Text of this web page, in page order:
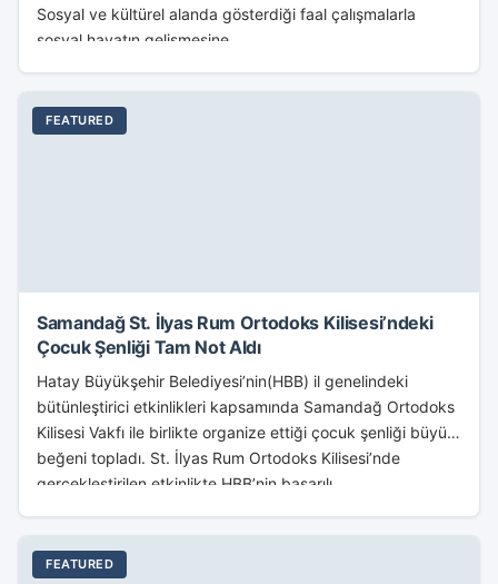
Sosyal ve kültürel alanda gösterdiği faal çalışmalarla
sosyal hayatın gelişmesine...
FEATURED
Samandağ St. İlyas Rum Ortodoks Kilisesi’ndeki
Çocuk Şenliği Tam Not Aldı
Hatay Büyükşehir Belediyesi’nin(HBB) il genelindeki
bütünleştirici etkinlikleri kapsamında Samandağ Ortodoks
Kilisesi Vakfı ile birlikte organize ettiği çocuk şenliği büyük
beğeni topladı. St. İlyas Rum Ortodoks Kilisesi’nde
gerçekleştirilen etkinlikte HBB’nin başarılı...
FEATURED